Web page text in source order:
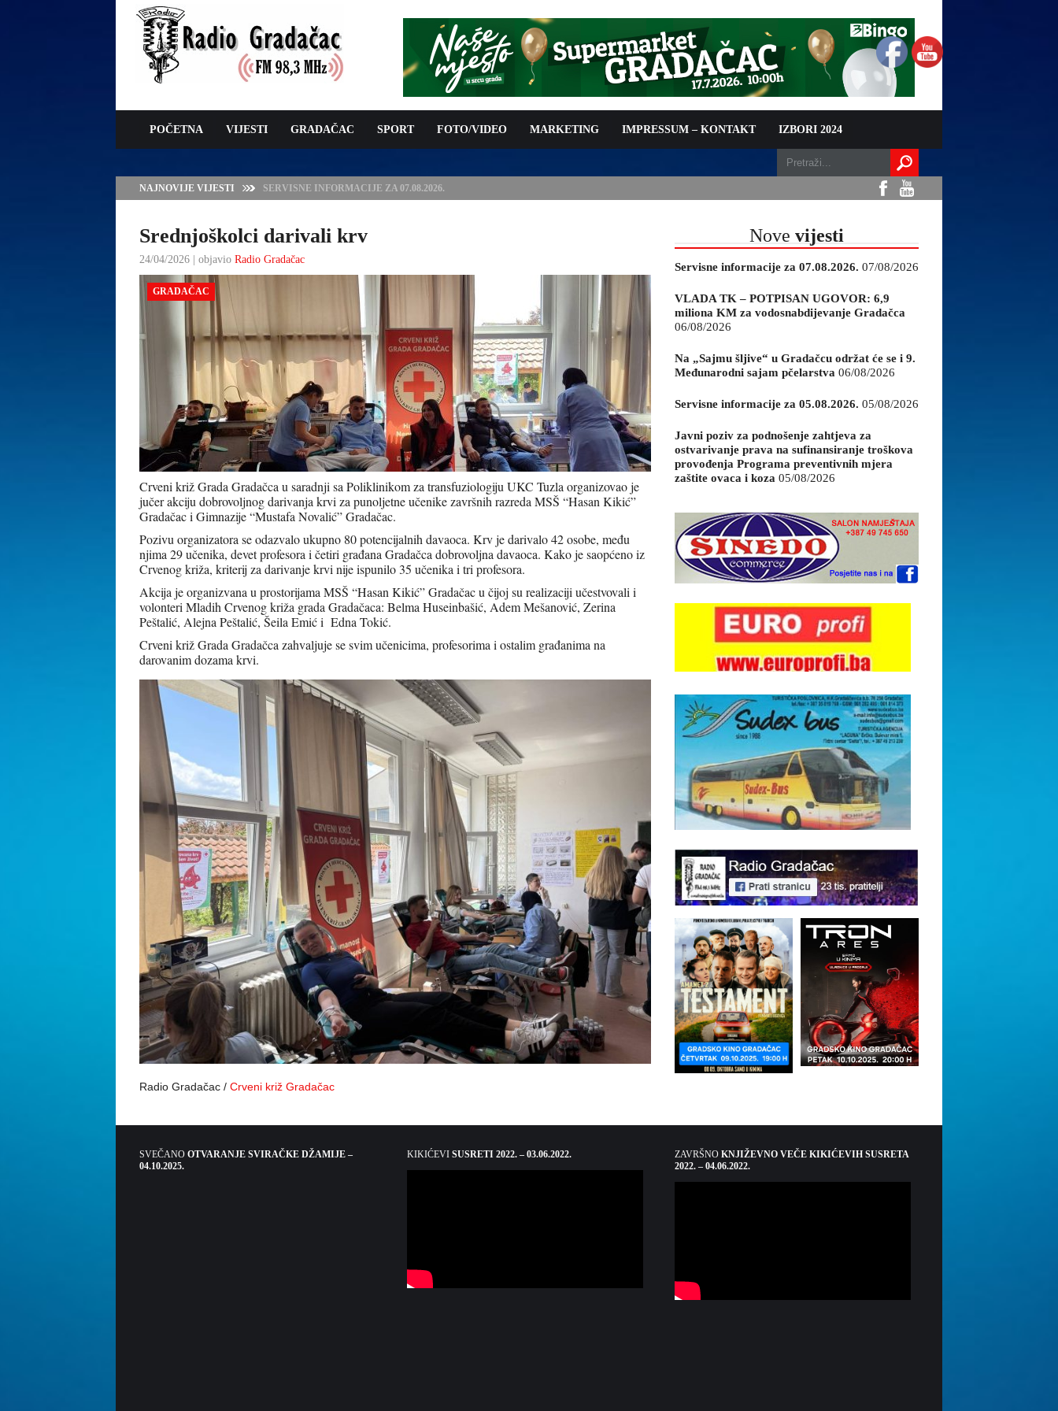
POČETNA VIJESTI GRADAČAC SPORT FOTO/VIDEO MARKETING IMPRESSUM – KONTAKT IZBORI 2024
NAJNOVIJE VIJESTI
VLADA TK – POTPISAN UGOVOR: 6,9 MILIONA KM ZA VODOSNABDIJEVANJE
GRADAČCA
Srednjoškolci darivali krv
24/04/2026 | objavio Radio Gradačac
GRADAČAC
Crveni križ Grada Gradačca u saradnji sa Poliklinikom za transfuziologiju UKC Tuzla organizovao je
jučer akciju dobrovoljnog darivanja krvi za punoljetne učenike završnih razreda MSŠ “Hasan Kikić”
Gradačac i Gimnazije “Mustafa Novalić” Gradačac.
Pozivu organizatora se odazvalo ukupno 80 potencijalnih davaoca. Krv je darivalo 42 osobe, među
njima 29 učenika, devet profesora i četiri građana Gradačca dobrovoljna davaoca. Kako je saopćeno iz
Crvenog križa, kriterij za darivanje krvi nije ispunilo 35 učenika i tri profesora.
Akcija je organizvana u prostorijama MSŠ “Hasan Kikić” Gradačac u čijoj su realizaciji učestvovali i
volonteri Mladih Crvenog križa grada Gradačaca: Belma Huseinbašić, Adem Mešanović, Zerina
Peštalić, Alejna Peštalić, Šeila Emić i Edna Tokić.
Crveni križ Grada Gradačca zahvaljuje se svim učenicima, profesorima i ostalim građanima na
darovanim dozama krvi.
Radio Gradačac / Crveni križ Gradačac
Nove vijesti
Servisne informacije za 07.08.2026. 07/08/2026
VLADA TK – POTPISAN UGOVOR: 6,9
miliona KM za vodosnabdijevanje Gradačca
06/08/2026
Na „Sajmu šljive“ u Gradačcu održat će se i 9.
Međunarodni sajam pčelarstva 06/08/2026
Servisne informacije za 05.08.2026. 05/08/2026
Javni poziv za podnošenje zahtjeva za
ostvarivanje prava na sufinansiranje troškova
provođenja Programa preventivnih mjera
zaštite ovaca i koza 05/08/2026
SVEČANO OTVARANJE SVIRAČKE DŽAMIJE –
04.10.2025.
KIKIĆEVI SUSRETI 2022. – 03.06.2022. ZAVRŠNO KNJIŽEVNO VEČE KIKIĆEVIH SUSRETA
2022. – 04.06.2022.